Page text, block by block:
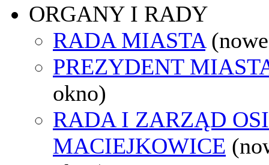
ORGANY I RADY
RADA MIASTA
PREZYDENT
okno)
RADA I ZARZĄD
MACIEJKOWICE